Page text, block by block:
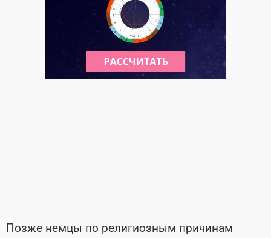
Позже немцы по религиозным причинам